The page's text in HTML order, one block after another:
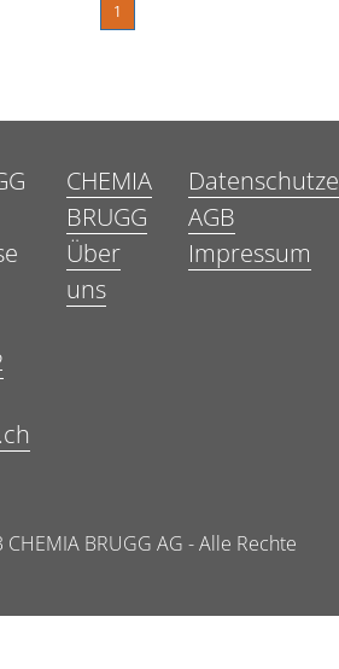
1
CHEMIA
BRUGG
Über
uns
AGB
Impressum
BRUGG AG - Alle Rechte